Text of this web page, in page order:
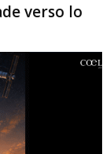
verso lo